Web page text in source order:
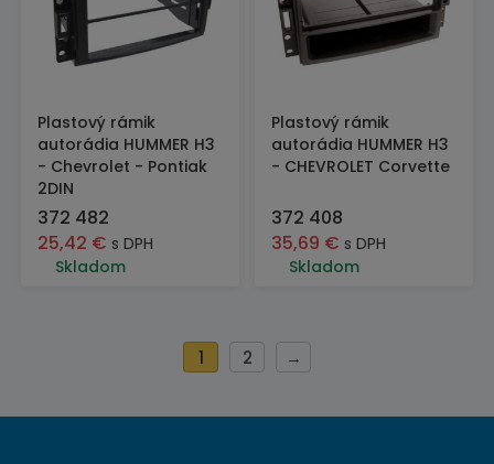
Plastový rámik
autorádia HUMMER H3
- Chevrolet - Pontiak
2DIN
372 482
25,42 € s DPH
Skladom
Plastový rámik
autorádia HUMMER H3
- CHEVROLET Corvette
372 408
35,69 € s DPH
Skladom
1 2 →